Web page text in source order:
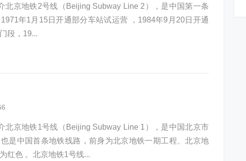
北京地铁2号线（Beijing Subway Line 2），是中国第一条
年1月15日开通部分车站试运营 ，1984年9月20日开通
段，19...
北京地铁1号线（Beijing Subway Line 1），是中国北京市
是中国首条地铁线路，前身为北京地铁一期工程、北京地
红色 。北京地铁1号线...